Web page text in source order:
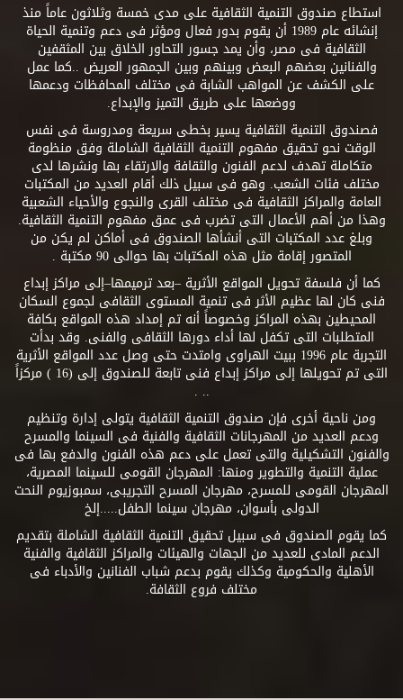
استطاع صندوق التنمية الثقافية على مدى خمسة وثلاثون عاماً منذ
إنشائه عام 1989 أن يقوم بدور فعال ومؤثر فى دعم وتنمية الحياة
الثقافية فى مصر، وأن يمد جسور التحاور الخلاق بين المثقفين
والفنانين بعضهم البعض وبينهم وبين الجمهور العريض ..كما عمل
على الكشف عن المواهب الشابة فى مختلف المحافظات ودعمها
ووضعها على طريق التميز والإبداع.
فصندوق التنمية الثقافية يسير بخطى سريعة ومدروسة فى نفس
الوقت نحو تحقيق مفهوم التنمية الثقافية الشاملة وفق منظومة
متكاملة تهدف لدعم الفنون والثقافة والارتقاء بها ونشرها لدى
مختلف فئات الشعب. وهو فى سبيل ذلك أقام العديد من المكتبات
العامة والمراكز الثقافية فى مختلف القرى والنجوع والأحياء الشعبية
وهذا من أهم الأعمال التى تضرب فى عمق مفهوم التنمية الثقافية.
وبلغ عدد المكتبات التى أنشأها الصندوق فى أماكن لم يكن من
المتصور إقامة مثل هذه المكتبات بها حوالى 90 مكتبة .
كما أن فلسفة تحويل المواقع الأثرية –بعد ترميمها–إلى مراكز إبداع
فنى كان لها عظيم الأثر فى تنمية المستوى الثقافى لجموع السكان
المحيطين بهذه المراكز وخصوصاً أنه تم إمداد هذه المواقع بكافة
المتطلبات التى تكفل لها أداء دورها الثقافى والفنى. وقد بدأت
التجربة عام 1996 ببيت الهراوى وامتدت حتى وصل عدد المواقع الأثرية
التى تم تحويلها إلى مراكز إبداع فنى تابعة للصندوق إلى (16 ) مركزاً
.. .
ومن ناحية أخرى فإن صندوق التنمية الثقافية يتولى إدارة وتنظيم
ودعم العديد من المهرجانات الثقافية والفنية فى السينما والمسرح
والفنون التشكيلية والتى تعمل على دعم هذه الفنون والدفع بها فى
عملية التنمية والتطوير ومنها: المهرجان القومى للسينما المصرية،
المهرجان القومى للمسرح، مهرجان المسرح التجريبى، سمبوزيوم النحت
الدولى بأسوان، مهرجان سينما الطفل.....إلخ
كما يقوم الصندوق فى سبيل تحقيق التنمية الثقافية الشاملة بتقديم
الدعم المادى للعديد من الجهات والهيئات والمراكز الثقافية والفنية
الأهلية والحكومية وكذلك يقوم بدعم شباب الفنانين والأدباء فى
مختلف فروع الثقافة.